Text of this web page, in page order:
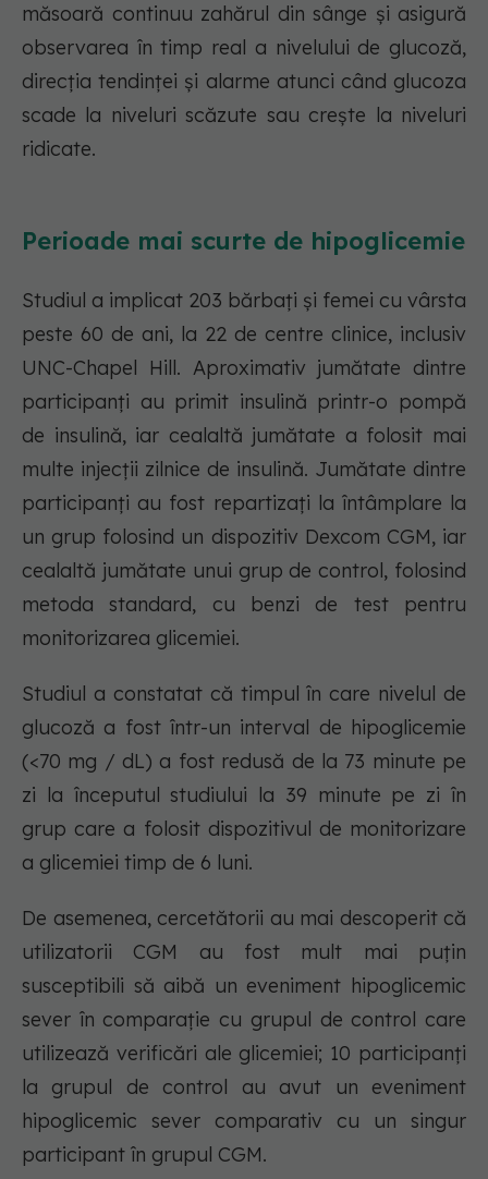
măsoară continuu zahărul din sânge și asigură
observarea în timp real a nivelului de glucoză,
direcția tendinței și alarme atunci când glucoza
scade la niveluri scăzute sau crește la niveluri
ridicate.
Perioade mai scurte de hipoglicemie
Studiul a implicat 203 bărbați și femei cu vârsta
peste 60 de ani, la 22 de centre clinice, inclusiv
UNC-Chapel Hill. Aproximativ jumătate dintre
participanți au primit insulină printr-o pompă
de insulină, iar cealaltă jumătate a folosit mai
multe injecții zilnice de insulină. Jumătate dintre
participanți au fost repartizați la întâmplare la
un grup folosind un dispozitiv Dexcom CGM, iar
cealaltă jumătate unui grup de control, folosind
metoda standard, cu benzi de test pentru
monitorizarea glicemiei.
Studiul a constatat că timpul în care nivelul de
glucoză a fost într-un interval de hipoglicemie
(<70 mg / dL) a fost redusă de la 73 minute pe
zi la începutul studiului la 39 minute pe zi în
grup care a folosit dispozitivul de monitorizare
a glicemiei timp de 6 luni.
De asemenea, cercetătorii au mai descoperit că
utilizatorii CGM au fost mult mai puțin
susceptibili să aibă un eveniment hipoglicemic
sever în comparație cu grupul de control care
utilizează verificări ale glicemiei; 10 participanți
la grupul de control au avut un eveniment
hipoglicemic sever comparativ cu un singur
participant în grupul CGM.